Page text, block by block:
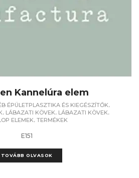
Kannelúra elem
ÉPÜLETPLASZTIKA ÉS KIEGÉSZÍTŐK,
, LÁBAZATI KÖVEK, LÁBAZATI KÖVEK,
ELEMEK, TERMÉKEK
E151
TOVÁBB OLVASOK